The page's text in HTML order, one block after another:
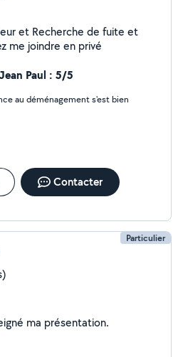
et Recherche de fuite et
me joindre en privé
Paul : 5/5
au déménagement s'est bien
Contacter
Particulier
Je n'ai pas encore renseigné ma présentation.